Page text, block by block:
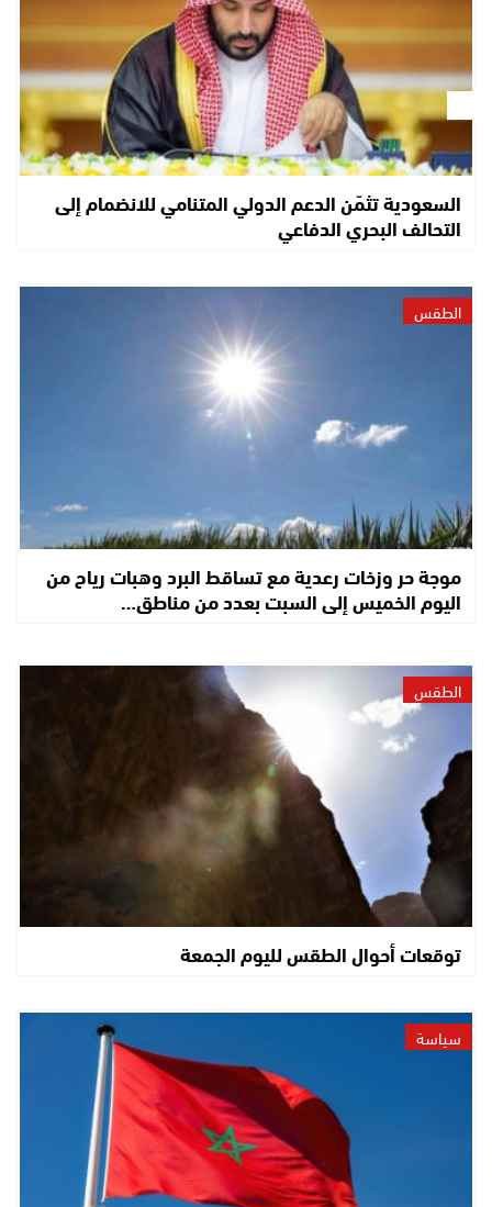
السعودية تثمّن الدعم الدولي المتنامي للانضمام إلى
التحالف البحري الدفاعي
الطقس
موجة حر وزخات رعدية مع تساقط البرد وهبات رياح من
اليوم الخميس إلى السبت بعدد من مناطق…
الطقس
توقعات أحوال الطقس لليوم الجمعة
سياسة